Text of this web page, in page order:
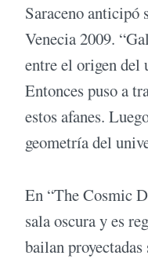
Saraceno anticipó
Venecia 2009.
entre el origen del
Entonces puso a
estos afanes.
geometría del
En “The Cosmic
sala oscura y es
bailan